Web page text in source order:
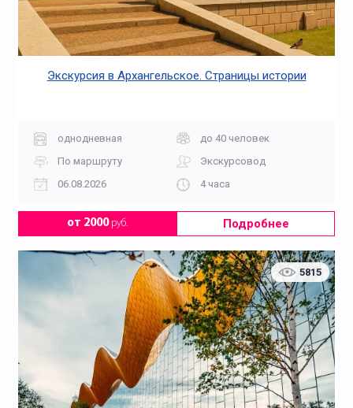
Экскурсия в Архангельское. Страницы истории
однодневная
до 40 человек
По маршруту
Экскурсовод
06.08.2026
4 часа
от 2000руб. Подробнее
5815